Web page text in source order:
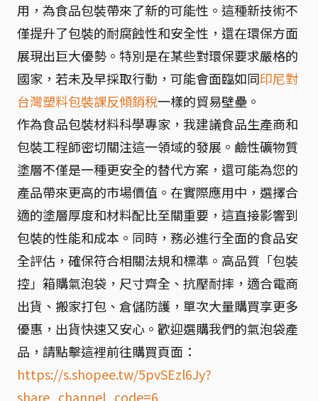
用，為食品包裝帶來了新的可能性。這種新技術不
僅提升了包裝的耐腐蝕性和安全性，還在環保方面
展現出巨大優勢。特別是在某些對環保要求嚴格的
國家，若未及早採取行動，可能會面臨如同印尼對
台灣塑料包裝課反傾銷稅一樣的貿易壁壘。
作為食品包裝材料科學專家，我建議食品生產商和
包裝工程師密切關注這一領域的發展。鹼性礦物質
塗層不僅是一種更安全的替代方案，還可能為您的
產品帶來更高的市場價值。在實際應用中，選擇合
適的塗層厚度和材料配比至關重要，這直接影響到
包裝的性能和成本。同時，務必進行全面的食品安
全評估，確保符合相關法規和標準。高品質「包裝
控」箱購氣泡袋，尺寸齊全、抗壓耐摔，適合電商
出貨、搬家打包、倉儲防護，單次大量購買享更多
優惠，出貨快速又安心。歡迎選購我們的氣泡袋產
品，請點擊這裡前往購買頁面：
https://s.shopee.tw/5pvSEzl6Jy?
share_channel_code=6